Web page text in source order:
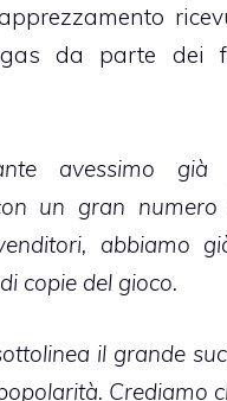
da parte dei
avessimo
un gran
abbiamo
copie del gioco.
il grande
Crediamo